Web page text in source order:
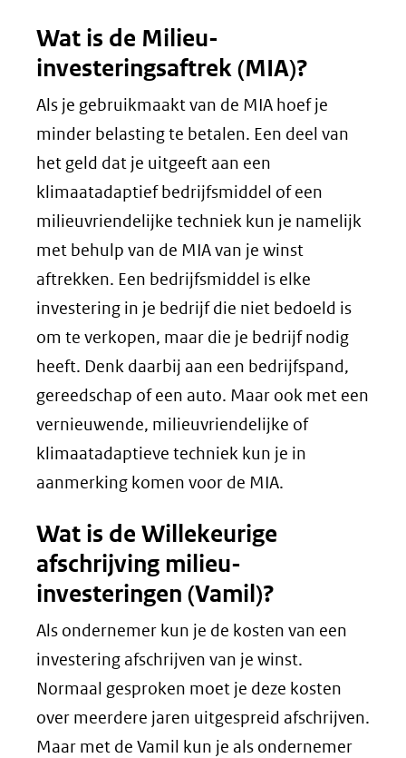
Wat is de Milieu-
investeringsaftrek (MIA)?
Als je gebruikmaakt van de MIA hoef je
minder belasting te betalen. Een deel van
het geld dat je uitgeeft aan een
klimaatadaptief bedrijfsmiddel of een
milieuvriendelijke techniek kun je namelijk
met behulp van de MIA van je winst
aftrekken. Een bedrijfsmiddel is elke
investering in je bedrijf die niet bedoeld is
om te verkopen, maar die je bedrijf nodig
heeft. Denk daarbij aan een bedrijfspand,
gereedschap of een auto. Maar ook met een
vernieuwende, milieuvriendelijke of
klimaatadaptieve techniek kun je in
aanmerking komen voor de MIA.
Wat is de Willekeurige
afschrijving milieu-
investeringen (Vamil)?
Als ondernemer kun je de kosten van een
investering afschrijven van je winst.
Normaal gesproken moet je deze kosten
over meerdere jaren uitgespreid afschrijven.
Maar met de Vamil kun je als ondernemer